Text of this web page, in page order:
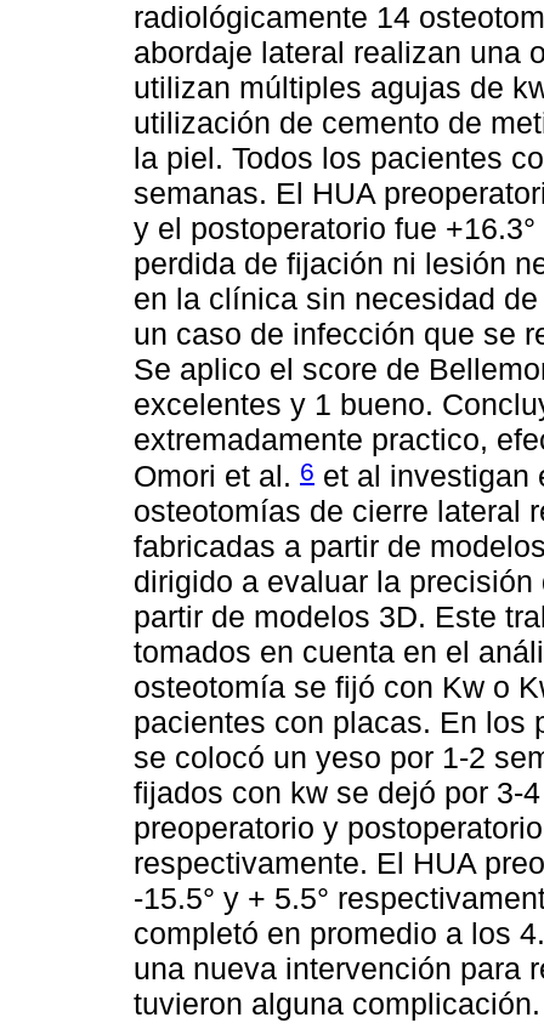
radiológicamente 14
abordaje lateral realizan una
utilizan múltiples agujas de
utilización de cemento de
la piel. Todos los pacientes
semanas. El HUA
y el postoperatorio fue
perdida de fijación ni lesión
en la clínica sin necesidad
un caso de infección que se
Se aplico el score de
excelentes y 1 bueno.
extremadamente practico,
Omori et al. 6 et al investigan
osteotomías de cierre lateral
fabricadas a partir de
dirigido a evaluar la
partir de modelos 3D. Este
tomados en cuenta en el
osteotomía se fijó con Kw o
pacientes con placas. En los
se colocó un yeso por 1-2
fijados con kw se dejó por 3-
preoperatorio y
respectivamente. El HUA
-15.5° y + 5.5°
completó en promedio a los
una nueva intervención para
tuvieron alguna complicación.